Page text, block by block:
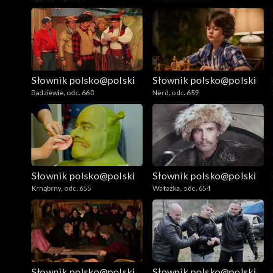
Słownik polsko@polski
Badziewie, odc. 660
Słownik polsko@polski
Nerd, odc. 659
Słownik polsko@polski
Krnąbrny, odc. 655
Słownik polsko@polski
Watażka, odc. 654